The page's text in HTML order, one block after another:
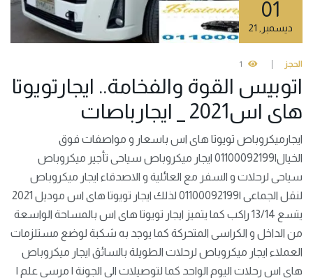
01
ديسمبر
الحجز 1
اتوبيس القوة والفخامة.. ايجارتويوتا
هاى اس2021 _ ايجارباصات
ايجارميكروباص تويوتا هاى اس باسعار و مواصفات فوق
الخيال|01100092199 ايجار ميكروباص سياحى تأجير ميكروباص
سياحى لرحلات و السفر مع العائلية و الاصدقاء ايجار ميكروباص
لنقل الجماعى |01100092199 لذلك ايجار تويوتا هاى اس موديل 2021
يتسع 13/14 راكب كما يتميز ايجار تويوتا هاى اس بالمساحة الواسعة
من الداخل و الكراسى المتحركة كما يوجد به شكبة لوضع مستلزمات
العملاء ايجار ميكروباص لرحلات الطويلة بالسائق ايجار ميكروباص
هاى اس رحلات اليوم الواحد كما لتوصيلات الى الجونة | مرسى علم |